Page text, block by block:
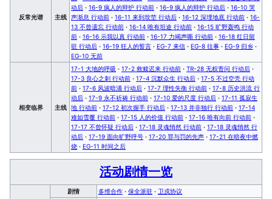
反常光谱 主线
动后 · 16-9 疯人的辩护 行动前 · 16-9 疯人的辩护 行动后 · 16-10 哭
声渐息 行动前 · 16-11 来到坟茔 行动后 · 16-12 深埋地底 行动前 · 16-
13 不曾遗忘 行动前 · 16-14 唯有坦途 行动前 · 16-15 旷野轰鸣 行动
前 · 16-16 示我以真 行动前 · 16-17 力竭声嘶 行动前 · 16-18 红日留
驻 行动后 · 16-19 狂人的誓言 · EG-7 来信 · EG-8 往事 · EG-9 归乡 ·
EG-10 无前
相变临界 主线
17-1 大地的呼吸 · 17-2 救赎迟来 行动前 · TR-28 无权责问 行动后 ·
17-3 良心之刺 行动前 · 17-4 沉默众生 行动后 · 17-5 不过空壳 行动
前 · 17-6 风波暗涌 行动后 · 17-7 理性失衡 行动前 · 17-8 历史洪流 行
动后 · 17-9 永不祈祷 行动前 · 17-10 爱的尺度 行动后 · 17-11 孤寂生
地 行动前 · 17-12 初次握手 行动后 · 17-13 并非独行 行动前 · 17-14
难如雪覆 行动前 · 17-15 人的价值 行动前 · 17-16 唯有向前 行动前 ·
17-17 不曾怀疑 行动后 · 17-18 灵魂悄然 行动前 · 17-18 灵魂悄然 行
动后 · 17-19 面向旷野呼号 · 17-20 罪与罚的先声 · 17-21 在暗夜中燃
烧 · EG-11 时间之后
活动剧情一览
剧情 多维合作 · 保全派驻 · 卫戍协议